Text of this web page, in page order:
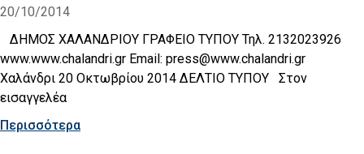
20/10/2014
ΔΗΜΟΣ ΧΑΛΑΝΔΡΙΟΥ ΓΡΑΦΕΙΟ ΤΥΠΟΥ Τηλ. 2132023926
www.www.chalandri.gr Email: press@www.chalandri.gr
Χαλάνδρι 20 Οκτωβρίου 2014 ΔΕΛΤΙΟ ΤΥΠΟΥ Στον
εισαγγελέα
Περισσότερα